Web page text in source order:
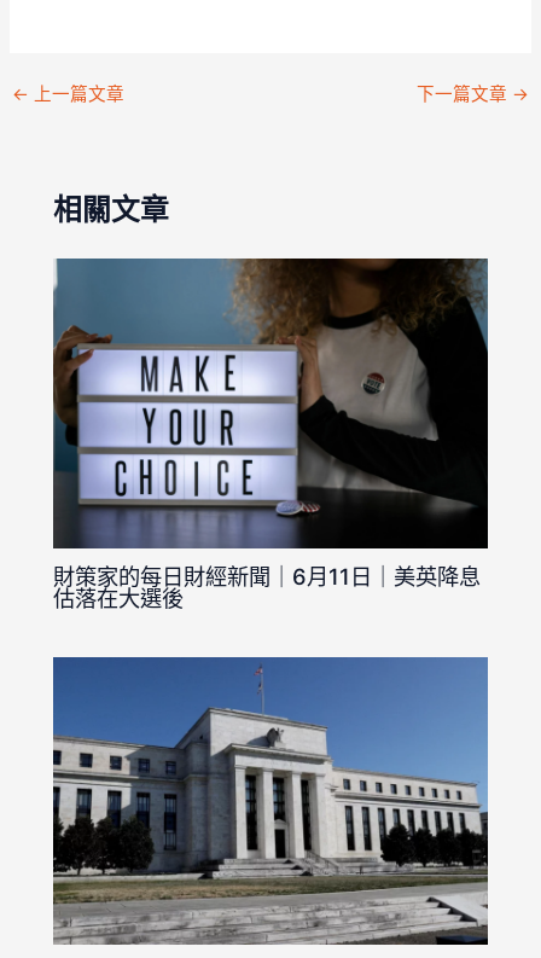
← 上一篇文章 下一篇文章 →
相關文章
財策家的每日財經新聞｜6月11日｜美英降息
估落在大選後